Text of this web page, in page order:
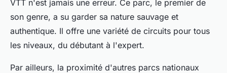
VTT n'est jamais une erreur. Ce parc, le premier de
son genre, a su garder sa nature sauvage et
authentique. Il offre une variété de circuits pour tous
les niveaux, du débutant à l'expert.
Par ailleurs, la proximité d'autres parcs nationaux